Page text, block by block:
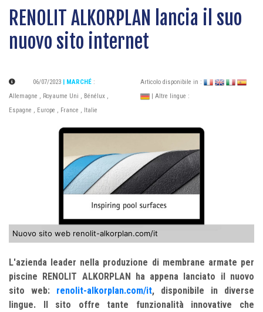
RENOLIT ALKORPLAN lancia il suo
nuovo sito internet
06/07/2023 | MARCHÉ :
Allemagne , Royaume Uni , Bénélux ,
Espagne , Europe , France , Italie
Articolo disponibile in :
| Altre lingue :
Nuovo sito web renolit-alkorplan.com/it
L'azienda leader nella produzione di membrane armate per
piscine RENOLIT ALKORPLAN ha appena lanciato il nuovo
sito web: renolit-alkorplan.com/it, disponibile in diverse
lingue. Il sito offre tante funzionalità innovative che